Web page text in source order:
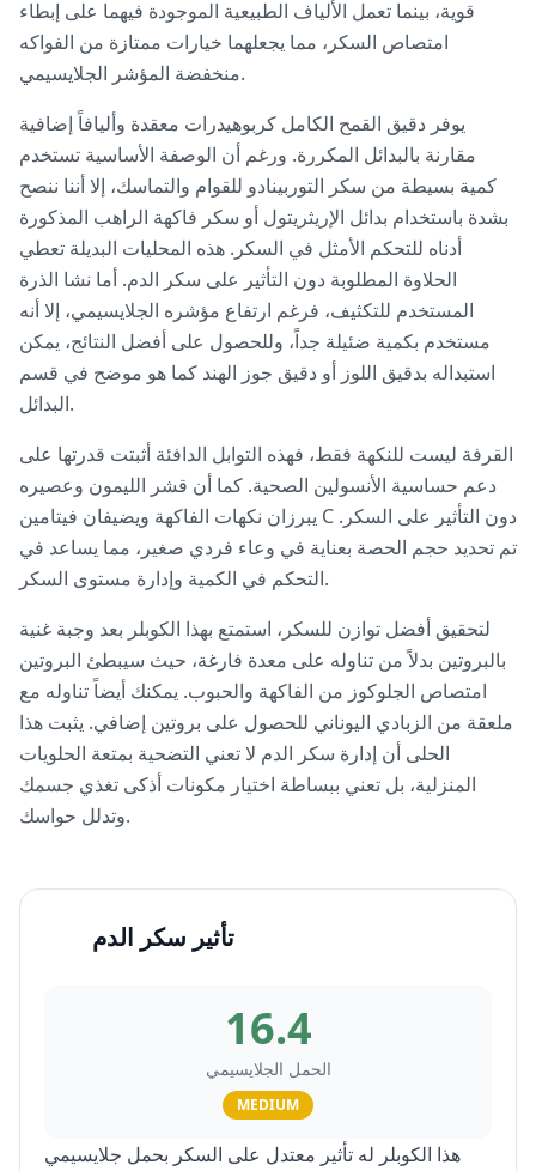
قوية، بينما تعمل الألياف الطبيعية الموجودة فيهما على إبطاء
امتصاص السكر، مما يجعلهما خيارات ممتازة من الفواكه
منخفضة المؤشر الجلايسيمي.
يوفر دقيق القمح الكامل كربوهيدرات معقدة وأليافاً إضافية
مقارنة بالبدائل المكررة. ورغم أن الوصفة الأساسية تستخدم
كمية بسيطة من سكر التوربينادو للقوام والتماسك، إلا أننا ننصح
بشدة باستخدام بدائل الإريثريتول أو سكر فاكهة الراهب المذكورة
أدناه للتحكم الأمثل في السكر. هذه المحليات البديلة تعطي
الحلاوة المطلوبة دون التأثير على سكر الدم. أما نشا الذرة
المستخدم للتكثيف، فرغم ارتفاع مؤشره الجلايسيمي، إلا أنه
مستخدم بكمية ضئيلة جداً، وللحصول على أفضل النتائج، يمكن
استبداله بدقيق اللوز أو دقيق جوز الهند كما هو موضح في قسم
البدائل.
القرفة ليست للنكهة فقط، فهذه التوابل الدافئة أثبتت قدرتها على
دعم حساسية الأنسولين الصحية. كما أن قشر الليمون وعصيره
يبرزان نكهات الفاكهة ويضيفان فيتامين C دون التأثير على السكر.
تم تحديد حجم الحصة بعناية في وعاء فردي صغير، مما يساعد في
التحكم في الكمية وإدارة مستوى السكر.
لتحقيق أفضل توازن للسكر، استمتع بهذا الكوبلر بعد وجبة غنية
بالبروتين بدلاً من تناوله على معدة فارغة، حيث سيبطئ البروتين
امتصاص الجلوكوز من الفاكهة والحبوب. يمكنك أيضاً تناوله مع
ملعقة من الزبادي اليوناني للحصول على بروتين إضافي. يثبت هذا
الحلى أن إدارة سكر الدم لا تعني التضحية بمتعة الحلويات
المنزلية، بل تعني ببساطة اختيار مكونات أذكى تغذي جسمك
وتدلل حواسك.
تأثير سكر الدم
16.4
الحمل الجلايسيمي
MEDIUM
هذا الكوبلر له تأثير معتدل على السكر بحمل جلايسيمي